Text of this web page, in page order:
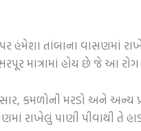
હંમેશા તાંબાના વાસણમાં
માત્રામાં હોય છે જે આ રોગ
કમળોની મરડો અને અન્ય
રાખેલું પાણી પીવાથી